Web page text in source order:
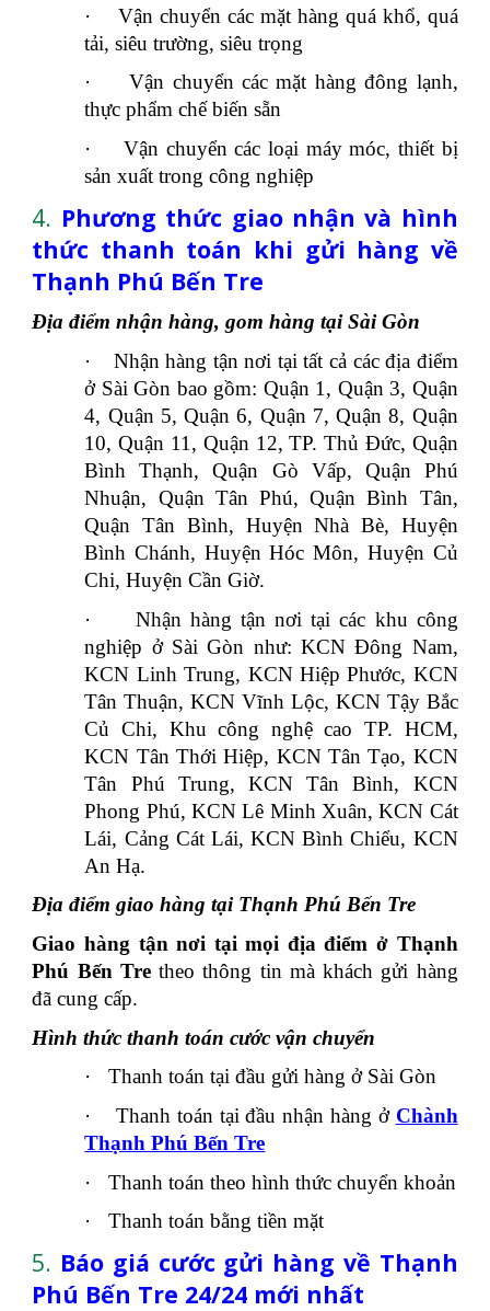
·
Vận chuyển các mặt hàng quá khổ, quá
tải, siêu trường, siêu trọng
·
Vận chuyển các mặt hàng đông lạnh,
thực phẩm chế biến sẵn
·
Vận chuyển các loại máy móc, thiết bị
sản xuất trong công nghiệp
4. Phương thức giao nhận và hình
thức thanh toán khi gửi hàng về
Thạnh Phú Bến Tre
Địa điểm nhận hàng, gom hàng tại Sài Gòn
·
Nhận hàng tận nơi tại tất cả các địa điểm
ở Sài Gòn bao gồm: Quận 1, Quận 3, Quận
4, Quận 5, Quận 6, Quận 7, Quận 8, Quận
10, Quận 11, Quận 12, TP. Thủ Đức, Quận
Bình Thạnh, Quận Gò Vấp, Quận Phú
Nhuận, Quận Tân Phú, Quận Bình Tân,
Quận Tân Bình, Huyện Nhà Bè, Huyện
Bình Chánh, Huyện Hóc Môn, Huyện Củ
Chi, Huyện Cần Giờ.
·
Nhận hàng tận nơi tại các khu công
nghiệp ở Sài Gòn như: KCN Đông Nam,
KCN Linh Trung, KCN Hiệp Phước, KCN
Tân Thuận, KCN Vĩnh Lộc, KCN Tậy Bắc
Củ Chi, Khu công nghệ cao TP. HCM,
KCN Tân Thới Hiệp, KCN Tân Tạo, KCN
Tân Phú Trung, KCN Tân Bình, KCN
Phong Phú, KCN Lê Minh Xuân, KCN Cát
Lái, Cảng Cát Lái, KCN Bình Chiểu, KCN
An Hạ.
Địa điểm giao hàng tại Thạnh Phú Bến Tre
Giao hàng tận nơi tại mọi địa điểm ở Thạnh
Phú Bến Tretheo thông tin mà khách gửi hàng
đã cung cấp.
Hình thức thanh toán cước vận chuyển
·
Thanh toán tại đầu gửi hàng ở Sài Gòn
·
Thanh toán tại đầu nhận hàng ở Chành
Thạnh Phú Bến Tre
·
Thanh toán theo hình thức chuyển khoản
·
Thanh toán bằng tiền mặt
5. Báo giá cước gửi hàng về Thạnh
Phú Bến Tre 24/24 mới nhất